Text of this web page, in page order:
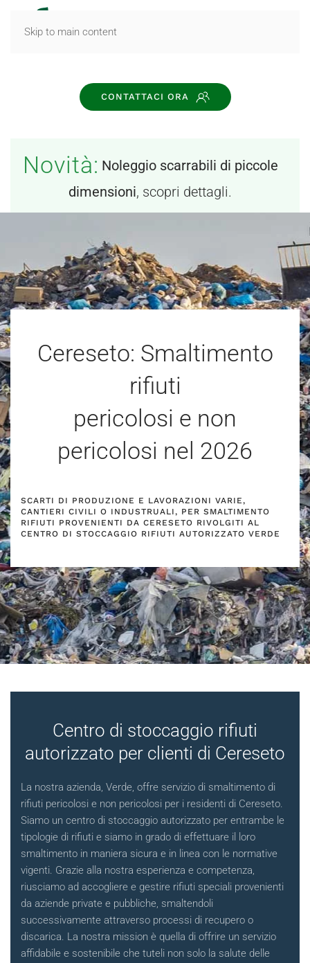
Skip to main content
CONTATTACI ORA
Novità: Noleggio scarrabili di piccole
dimensioni, scopri dettagli.
Cereseto: Smaltimento
rifiuti
pericolosi e non
pericolosi nel 2026
SCARTI DI PRODUZIONE E LAVORAZIONI VARIE,
CANTIERI CIVILI O INDUSTRUALI, PER SMALTIMENTO
RIFIUTI PROVENIENTI DA CERESETO RIVOLGITI AL
CENTRO DI STOCCAGGIO RIFIUTI AUTORIZZATO VERDE
Centro di stoccaggio rifiuti
autorizzato per clienti di Cereseto
La nostra azienda, Verde, offre servizio di smaltimento di
rifiuti pericolosi e non pericolosi per i residenti di Cereseto.
Siamo un centro di stoccaggio autorizzato per entrambe le
tipologie di rifiuti e siamo in grado di effettuare il loro
smaltimento in maniera sicura e in linea con le normative
vigenti. Grazie alla nostra esperienza e competenza,
riusciamo ad accogliere e gestire rifiuti speciali provenienti
da aziende private e pubbliche, smaltendoli
successivamente attraverso processi di recupero o
discarica. La nostra mission è quella di offrire un servizio
affidabile e sostenibile che tuteli non solo la salute delle